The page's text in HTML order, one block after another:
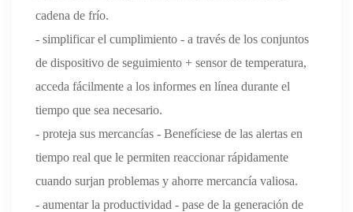
cadena de frío.
- simplificar el cumplimiento - a través de los conjuntos
de dispositivo de seguimiento + sensor de temperatura,
acceda fácilmente a los informes en línea durante el
tiempo que sea necesario.
- proteja sus mercancías - Benefíciese de las alertas en
tiempo real que le permiten reaccionar rápidamente
cuando surjan problemas y ahorre mercancía valiosa.
- aumentar la productividad - pase de la generación de